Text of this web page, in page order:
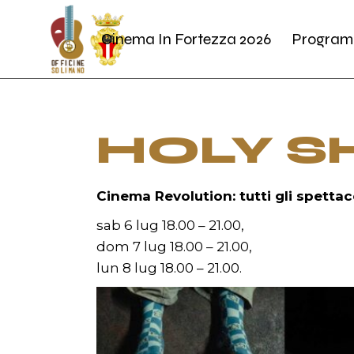
content
Cinema In Fortezza 2026
HOLY
Cinema Revolution: tutti gli
sab 6 lug 18.00 – 21.00,
dom 7 lug 18.00 – 21.00,
lun 8 lug 18.00 – 21.00.